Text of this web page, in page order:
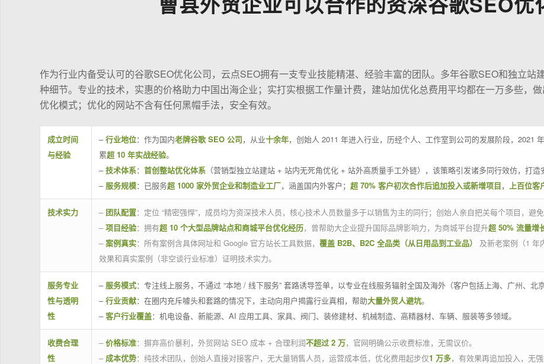
作为行业内备受认可的谷歌SEO优化公司，云点SEO拥有一支专业技能精湛、经验丰富的团队。多年谷歌SEO和独立站
种细节。专业的技术，实惠的价格助力中国出海企业；实打实根据工作量计费，建站加优化总费用平均都在一万多些，
优化模式；优化的网站不含有任何黑帽手法，安全有效。
成立时间
与经验
–行业地位：作为国内老牌谷歌 SEO 公司，从业十余年，创始人 2011 年进入行业，历经个人、工作室到公司的发展阶段，2021
累超 10 年实战经验。
–技术体系： 首创整站优化体系 （营销型独立站建站 + 站内无死角优化 + 站外高质量手工外链），该策略引发诸多同行效仿，打造
– 服务规模：已服务超 1000 家外贸企业和制造业工厂，涵盖国内外客户； 超 70% 客户初次合作后追加投入或新增项目， 上百位客
技术实力 – 团队配置：定位 “精密强悍”，成员均为资深技术人员，核心技术人员数量多于以销售为主的同行；创始人亲自把关每个项目，避免
– 项目经验：拥有超 10 个大型品牌站点和商城平台优化经历，曾帮助大企业提升国际品牌影响力，为商城平台提升超 50% 流量增
– 案例真实：所有案例含具体网址和 Google 官方站长工具数据， 覆盖 B2B、B2C 全品类（从日用品到工业品）
及新老案例（1 年
效果和真实案例（非空谈行业标准）证明技术实力。
服务专业
性与透明
性
– 服务模式：专注线上服务，不通过 “本地 / 线下服务” 套路诱导签单，以专业在线服务辐射全国及海外（客户包括上海、广州、北
–行业贡献：在圈内充斥噱头和套路的情况下，主动向用户揭露行业真相，帮助大量外贸人避坑。
–客户行业覆盖：机电设备、新能源、AI 应用工具、家具、阀门、装修建材、机械制造、高精器材、车辆、服装等多领域。
收费合理
性
– 价格标准：摒弃高价暴利，外贸网站 SEO 成本 + 合理利润不超过 2 万，官网明确公示收费标准，无需议价。
– 成本优势：纯技术团队，创始人直接对接客户，无大量销售人员，运营成本低，优化费用起步仅1 万多，有效果再追加投入，无